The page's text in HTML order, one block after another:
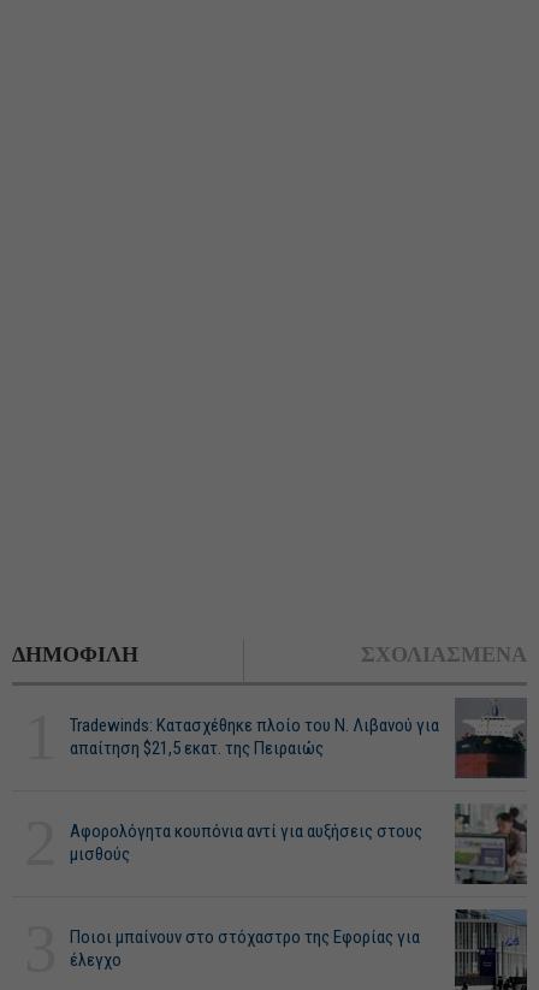
ΔΗΜΟΦΙΛΗ ΣΧΟΛΙΑΣΜΕΝΑ
Tradewinds: Κατασχέθηκε πλοίο του Ν. Λιβανού για
απαίτηση $21,5 εκατ. της Πειραιώς
Αφορολόγητα κουπόνια αντί για αυξήσεις στους
μισθούς
Ποιοι μπαίνουν στο στόχαστρο της Εφορίας για
έλεγχο